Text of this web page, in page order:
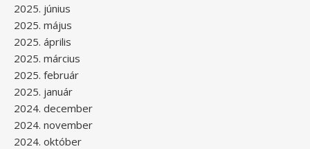
2025. június
2025. május
2025. április
2025. március
2025. február
2025. január
2024. december
2024. november
2024. október